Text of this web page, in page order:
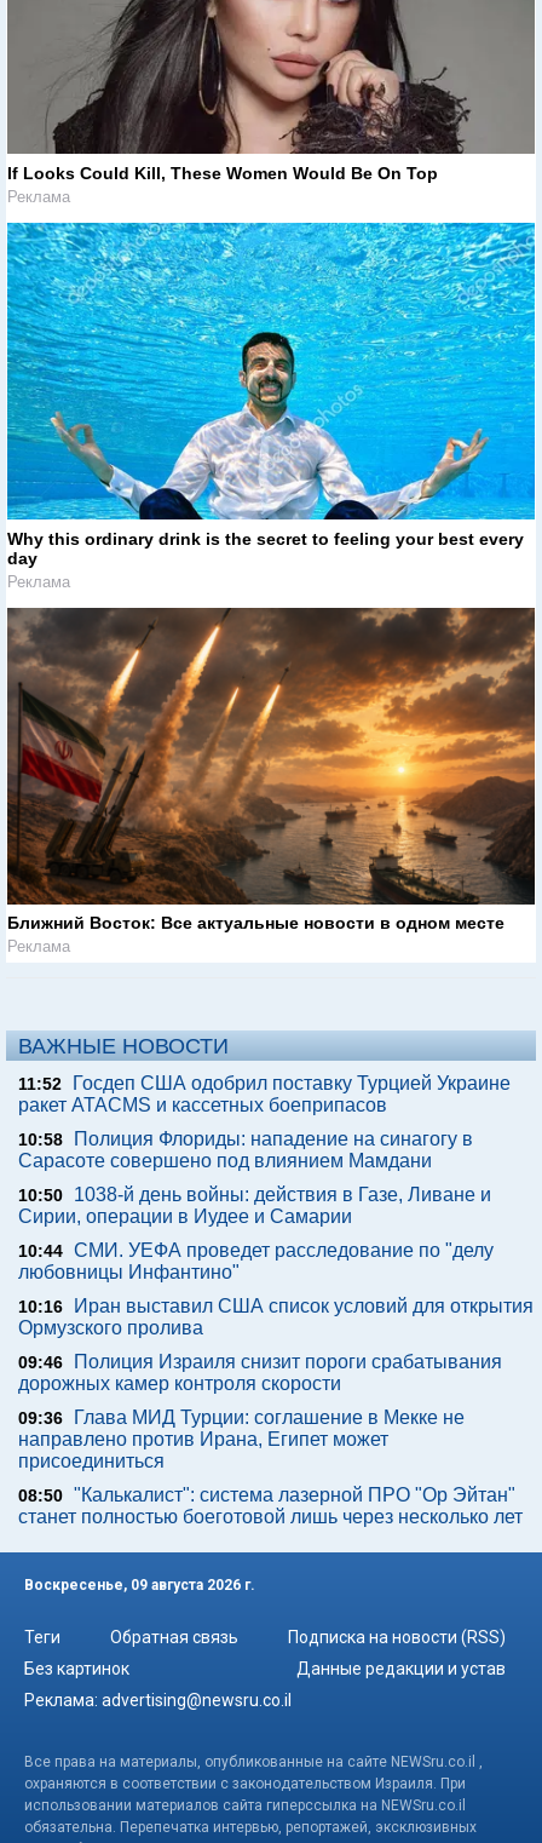
If Looks Could Kill, These Women Would Be On Top
Реклама
Why this ordinary drink is the secret to feeling your best every
day
Реклама
Ближний Восток: Все актуальные новости в одном месте
Реклама
ВАЖНЫЕ НОВОСТИ
11:52
Госдеп США одобрил поставку Турцией Украине
ракет ATACMS и кассетных боеприпасов
10:58
Полиция Флориды: нападение на синагогу в
Сарасоте совершено под влиянием Мамдани
10:50
1038-й день войны: действия в Газе, Ливане и
Сирии, операции в Иудее и Самарии
10:44 СМИ. УЕФА проведет расследование по "делу
любовницы Инфантино"
10:16
Иран выставил США список условий для открытия
Ормузского пролива
09:46
Полиция Израиля снизит пороги срабатывания
дорожных камер контроля скорости
09:36
Глава МИД Турции: соглашение в Мекке не
направлено против Ирана, Египет может
присоединиться
08:50 "Калькалист": система лазерной ПРО "Ор Эйтан"
станет полностью боеготовой лишь через несколько лет
Воскресенье, 09 августа 2026 г.
Теги Обратная связь
Подписка на новости (RSS)
Без картинок
Данные редакции и устав
Реклама: advertising@newsru.co.il
Все права на материалы, опубликованные на сайте NEWSru.co.il ,
охраняются в соответствии с законодательством Израиля. При
использовании материалов сайта гиперссылка на NEWSru.co.il
обязательна. Перепечатка интервью, репортажей, эксклюзивных